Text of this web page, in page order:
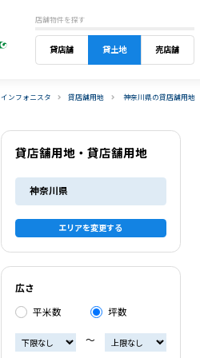
店舗物件を探す
貸店舗 貸土地 売店舗
インフォニスタ 貸店舗用地 神奈川県の貸店舗用地
貸店舗用地・貸店舗用地
神奈川県
エリアを変更する
広さ
平米数 坪数
〜